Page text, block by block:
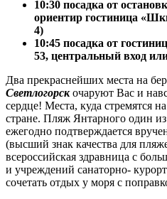
10:30 посадка от
ориентир гостиница
4)
10:45 посадка от
53, центральный вход
Два прекраснейших места на
Светлогорскочаруют Вас и
сердце! Места, куда стремятся
стране. Пляж Янтарного один
ежегодно подтверждается
(высший знак качества для
всероссийская здравница с
и учреждений санаторно-
сочетать отдых у моря с